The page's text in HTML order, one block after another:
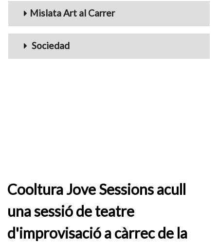
Mislata Art al Carrer
Sociedad
Cooltura Jove Sessions acull
una sessió de teatre
d'improvisació a càrrec de la